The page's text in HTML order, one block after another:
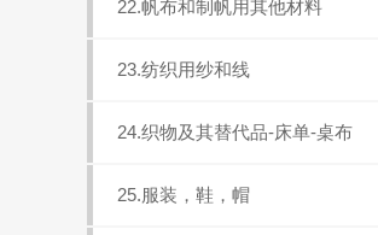
22.帆布和制帆用其他材料
23.纺织用纱和线
24.织物及其替代品-床单-桌布
25.服装，鞋，帽